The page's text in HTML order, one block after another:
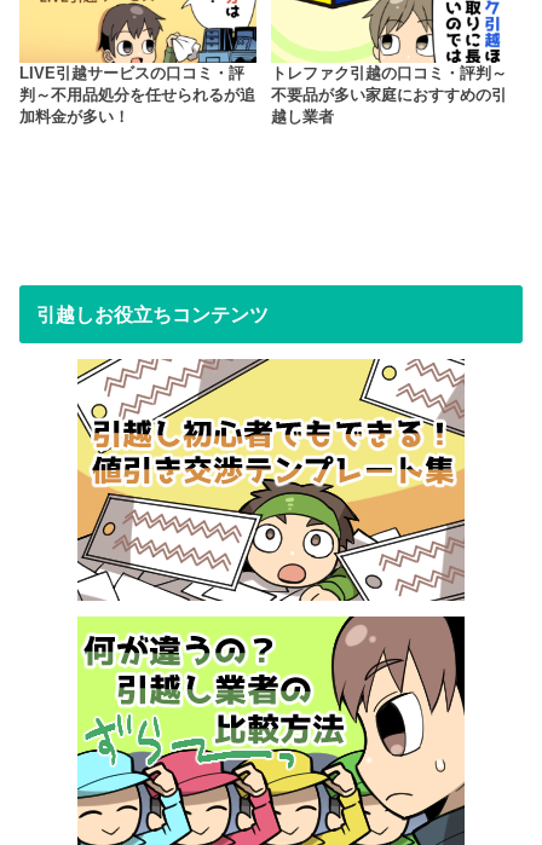
LIVE引越サービスの口コミ・評
判～不用品処分を任せられるが追
加料金が多い！
トレファク引越の口コミ・評判～
不要品が多い家庭におすすめの引
越し業者
引越しお役立ちコンテンツ